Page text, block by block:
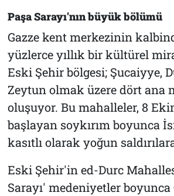
Paşa Sarayı'nın büyük bölümü
Gazze kent merkezinin
yüzlerce yıllık bir kültürel
Eski Şehir bölgesi; Şucaiyye,
Zeytun olmak üzere dört ana
oluşuyor. Bu mahalleler, 8
başlayan soykırım boyunca
kasıtlı olarak yoğun
Eski Şehir'in ed-Durc
Sarayı' medeniyetler boyunca